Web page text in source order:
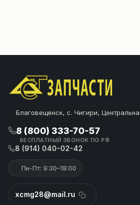
Благовещенск, с. Чигири,
8 (800) 333-70-57
БЕСПЛАТНЫЙ ЗВОНОК ПО РФ
8 (914) 040-02-42
Пн-Пт: 9:30–18:00
xcmg28@mail.ru